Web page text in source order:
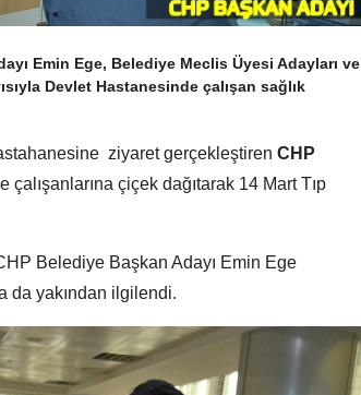
Emin Ege, Belediye Meclis Üyesi Adayları ve
Devlet Hastanesinde çalışan sağlık
ziyaret gerçekleştiren CHP
çalışanlarına çiçek dağıtarak 14 Mart Tıp
Belediye Başkan Adayı Emin Ege
da yakından ilgilendi.